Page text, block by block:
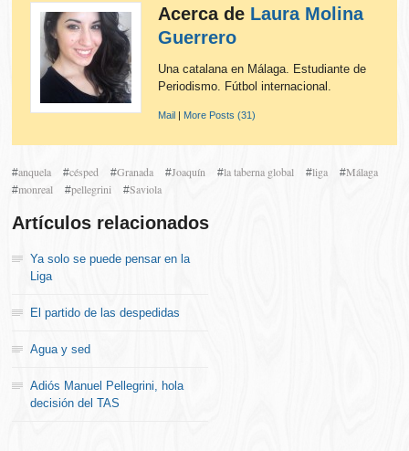
Acerca de Laura Molina
Guerrero
Una catalana en Málaga. Estudiante de
Periodismo. Fútbol internacional.
Mail | More Posts (31)
#anquela #césped #Granada #Joaquín #la taberna global #liga #Málaga
#monreal #pellegrini #Saviola
Artículos relacionados
Ya solo se puede pensar en la
Liga
El partido de las despedidas
Agua y sed
Adiós Manuel Pellegrini, hola
decisión del TAS